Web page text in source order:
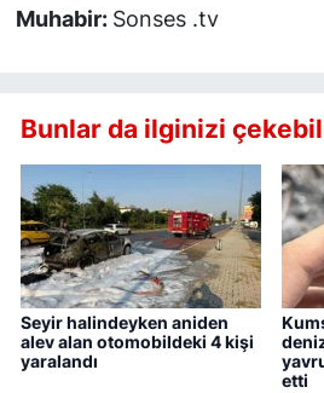
Muhabir: Sonses .tv
Bunlar da ilginizi
Seyir halindeyken aniden
alev alan otomobildeki 4 kişi
yaralandı
etti